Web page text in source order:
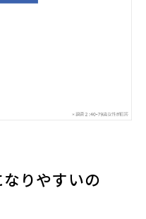
りやすいの